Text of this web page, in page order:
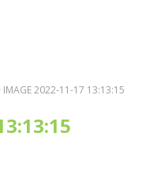
IMAGE 2022-11-17 13:13:15